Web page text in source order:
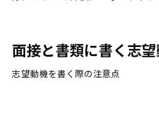
面接と書類に書く志
志望動機を書く際の注意点